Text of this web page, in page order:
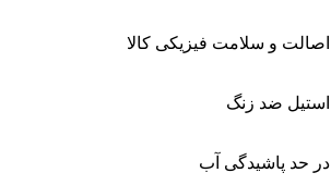
اصالت و سلامت فیزیکی کالا
استیل ضد زنگ
در حد پاشیدگی آب